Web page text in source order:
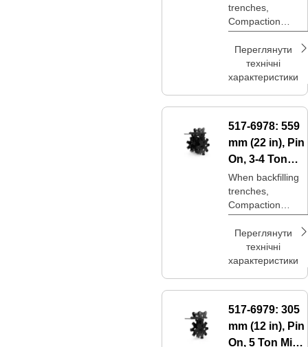
Excavators
trenches,
Compaction
Wheels are an
option to achieve
desired
compaction levels
Переглянути
технічні
характеристики
517-6978: 559
mm (22 in), Pin
On, 3-4 Ton
Mini
Excavators
When backfilling
trenches,
Compaction
Wheels are an
option to achieve
desired
compaction levels
Переглянути
технічні
характеристики
517-6979: 305
mm (12 in), Pin
On, 5 Ton Mini